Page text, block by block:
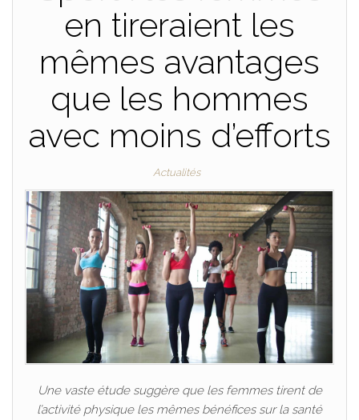
en tireraient les
mêmes avantages
que les hommes
avec moins d’efforts
Actualités
Une vaste étude suggère que les femmes tirent de
l’activité physique les mêmes bénéfices sur la santé